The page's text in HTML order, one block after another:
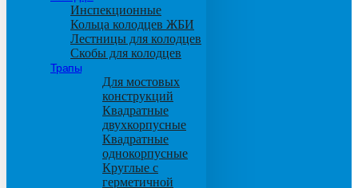
Инспекционные
Кольца колодцев ЖБИ
Лестницы для колодцев
Скобы для колодцев
Трапы
Для мостовых
конструкций
Квадратные
двухкорпусные
Квадратные
однокорпусные
Круглые с
герметичной